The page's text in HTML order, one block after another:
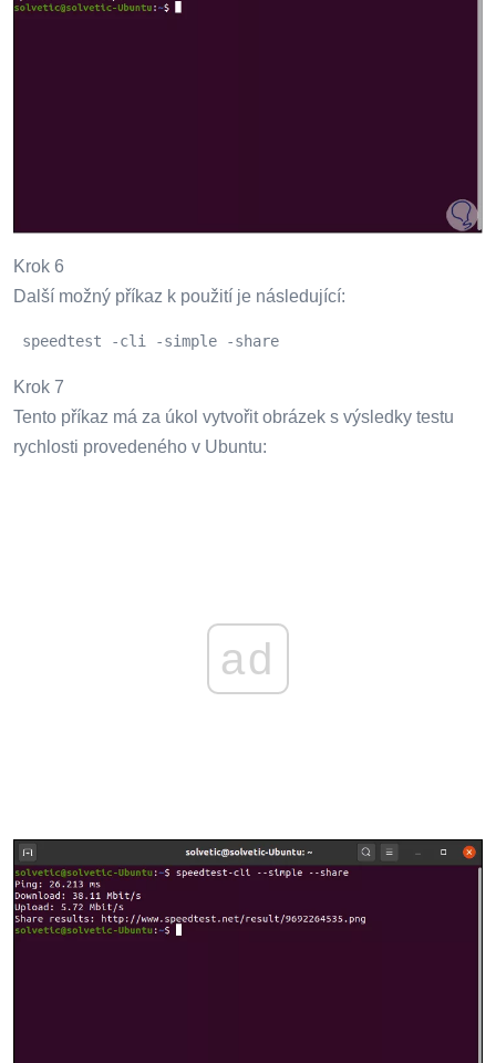
Krok 6
Další možný příkaz k použití je následující:
speedtest -cli -simple -share
Krok 7
Tento příkaz má za úkol vytvořit obrázek s výsledky testu
rychlosti provedeného v Ubuntu:
ad